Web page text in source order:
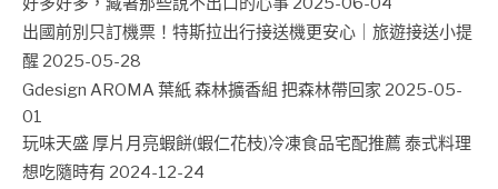
出國前別只訂機票！特斯拉出行接送機更安心｜旅遊接送小提
醒 2025-05-28
Gdesign AROMA 葉紙 森林擴香組 把森林帶回家 2025-05-
01
玩味天盛 厚片月亮蝦餅(蝦仁花枝)冷凍食品宅配推薦 泰式料理
想吃隨時有 2024-12-24